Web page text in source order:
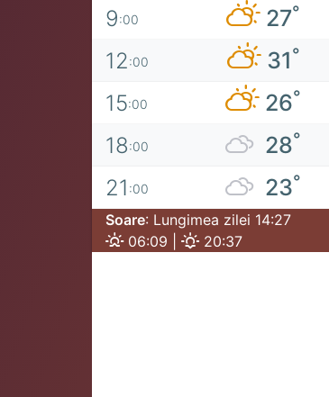
9:00 27°
12:00 31°
15:00 26°
18:00 28°
21 :00 23°
Soare: Lungimea zilei 14:27
06:09 |
20:37